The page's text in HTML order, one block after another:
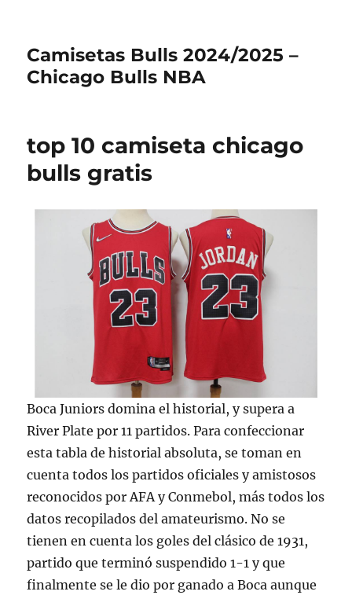
Camisetas Bulls 2024/2025 –
Chicago Bulls NBA
top 10 camiseta chicago
bulls gratis
Boca Juniors domina el historial, y supera a
River Plate por 11 partidos. Para confeccionar
esta tabla de historial absoluta, se toman en
cuenta todos los partidos oficiales y amistosos
reconocidos por AFA y Conmebol, más todos los
datos recopilados del amateurismo. No se
tienen en cuenta los goles del clásico de 1931,
partido que terminó suspendido 1-1 y que
finalmente se le dio por ganado a Boca aunque